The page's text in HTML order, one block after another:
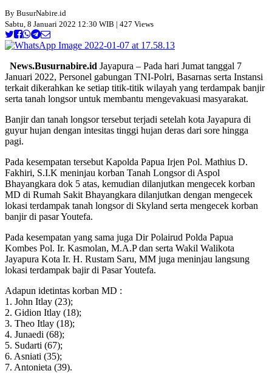
By BusurNabire.id
Sabtu, 8 Januari 2022 12:30 WIB | 427 Views
News.Busurnabire.id Jayapura – Pada hari Jumat tanggal 7
Januari 2022, Personel gabungan TNI-Polri, Basarnas serta Instansi
terkait dikerahkan ke setiap titik-titik wilayah yang terdampak banjir
serta tanah longsor untuk membantu mengevakuasi masyarakat.
Banjir dan tanah longsor tersebut terjadi setelah kota Jayapura di
guyur hujan dengan intesitas tinggi hujan deras dari sore hingga
pagi.
Pada kesempatan tersebut Kapolda Papua Irjen Pol. Mathius D.
Fakhiri, S.I.K meninjau korban Tanah Longsor di Aspol
Bhayangkara dok 5 atas, kemudian dilanjutkan mengecek korban
MD di Rumah Sakit Bhayangkara dilanjutkan dengan mengecek
lokasi terdampak tanah longsor di Skyland serta mengecek korban
banjir di pasar Youtefa.
Pada kesempatan yang sama juga Dir Polairud Polda Papua
Kombes Pol. Ir. Kasmolan, M.A.P dan serta Wakil Walikota
Jayapura Kota Ir. H. Rustam Saru, MM juga meninjau langsung
lokasi terdampak bajir di Pasar Youtefa.
Adapun idetintas korban MD :
1. John Itlay (23);
2. Gidion Itlay (18);
3. Theo Itlay (18);
4. Junaedi (68);
5. Sudarti (67);
6. Asniati (35);
7. Antonieta (39).